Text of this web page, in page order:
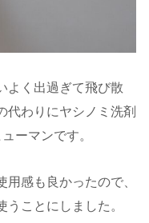
よく出過ぎて飛び散
代わりにヤシノミ洗剤
ーマンです。
感も良かったので、
ことにしました。